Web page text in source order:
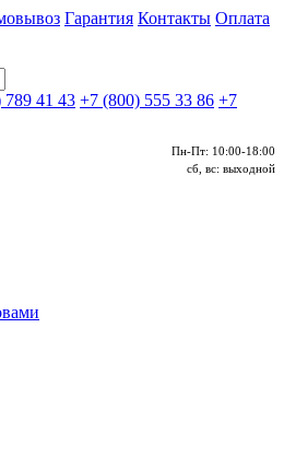
Гарантия Контакты Оплата
789 41 43 +7 (800) 555 33 86 +7
Пн-Пт: 10:00-18:00
сб, вс: выходной